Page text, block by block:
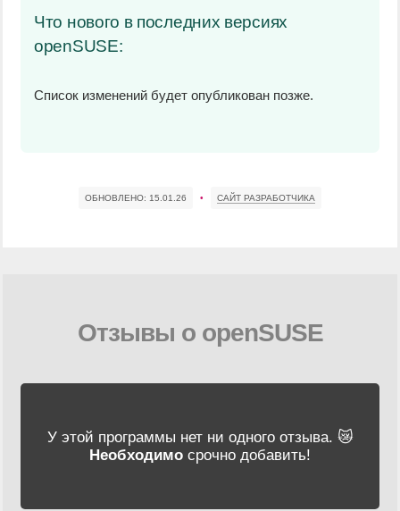
Что нового в последних версиях
openSUSE:
Список изменений будет опубликован позже.
ОБНОВЛЕНО: 15.01.26 • САЙТ РАЗРАБОТЧИКА
Отзывы о openSUSE
У этой программы нет ни одного отзыва. 😿
Необходимо срочно добавить!